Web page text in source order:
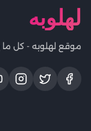
لهلوبه
موقع لهلوبه - كل ما